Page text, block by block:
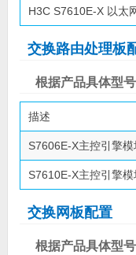
H3C S7610E-X 以太
交换路由处理板
根据产品具体型
描述
S7606E-X主控引擎模
S7610E-X主控引擎模
交换网板配置
根据产品具体型